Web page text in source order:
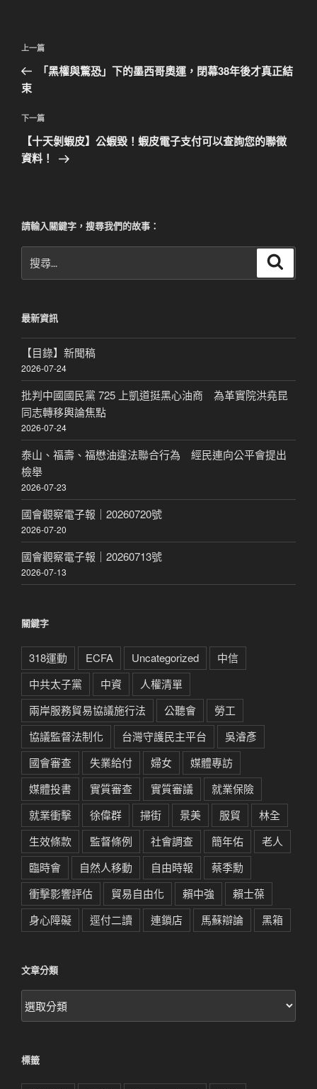
文
導
覽
上
一
篇
章
上一篇
「黑權與驚恐」下的墨西哥奧運，閉幕38年後才真正結
束
下
一
篇
下一篇
【十天剝蝦皮】公蝦毀！蝦皮電子支付可以查詢您的聯徵
資料！
請輸入關鍵字，搜尋我們的故事：
尋
字:
最新資訊
【目錄】新聞稿
2026-07-24
批判中國國民黨 725 上凱道挺黑心油商 為革實院洪堯昆
同志轉移輿論焦點
2026-07-24
泰山、福壽、福懋油違法聯合行為 經民連向公平會提出
檢舉
2026-07-23
國會觀察電子報｜20260720號
2026-07-20
國會觀察電子報｜20260713號
2026-07-13
關鍵字
318運動 ECFA Uncategorized
中信
中共太子黨
中資
人權清單
兩岸服務貿易協議施行法
公聽會
勞工
協議監督法制化
台灣守護民主平台
吳濬彥
國會審查
失業給付 婦女
媒體專訪
媒體投書
實質審查 實質審議
就業保險
就業衝擊
徐偉群 掃街 景美 服貿
林全
生效條款
監督條例 社會調查 簡年佑
老人
臨時會
自然人移動 自由時報
蔡季勳
衝擊影響評估
貿易自由化 賴中強
賴士葆
身心障礙
逕付二讀 連鎖店 馬蘇辯論 黑箱
文章分類
文
章
標籤